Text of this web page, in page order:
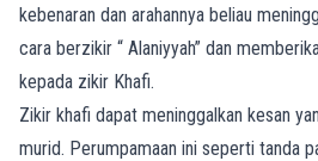
kebenaran dan arahannya beliau
cara berzikir “ Alaniyyah” dan
kepada zikir Khafi.
Zikir khafi dapat meninggalkan kesan
murid. Perumpamaan ini seperti tanda